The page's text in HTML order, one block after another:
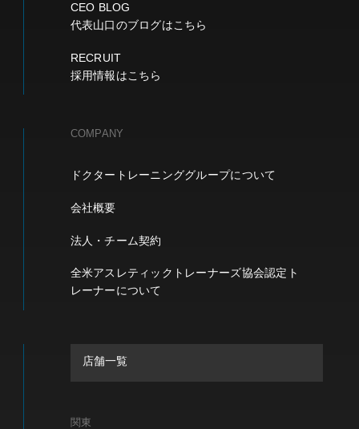
CEO BLOG
代表山口のブログはこちら
RECRUIT
採用情報はこちら
COMPANY
ドクタートレーニンググループについて
会社概要
法人・チーム契約
全米アスレティックトレーナーズ協会認定ト
レーナーについて
店舗一覧
関東